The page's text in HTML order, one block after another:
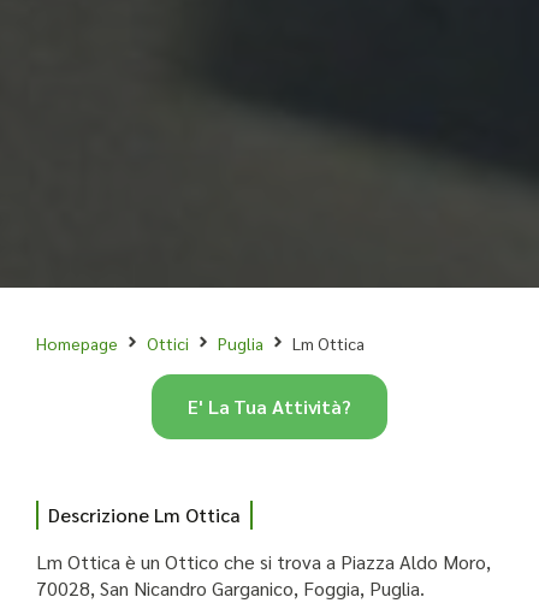
Homepage Ottici Puglia Lm Ottica
Descrizione Lm Ottica
Lm Ottica è un Ottico che si trova a Piazza Aldo Moro,
70028, San Nicandro Garganico, Foggia, Puglia.
E' La Tua Attività?